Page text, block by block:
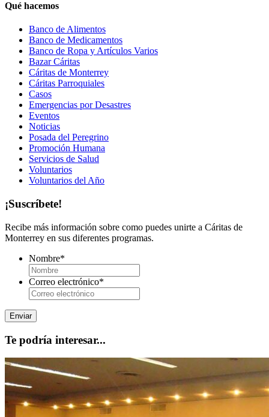
Qué hacemos
Banco de Alimentos
Banco de Medicamentos
Banco de Ropa y Artículos Varios
Bazar Cáritas
Cáritas de Monterrey
Cáritas Parroquiales
Casos
Emergencias por Desastres
Eventos
Noticias
Posada del Peregrino
Promoción Humana
Servicios de Salud
Voluntarios
Voluntarios del Año
¡Suscríbete!
Recibe más información sobre como puedes unirte a Cáritas de
Monterrey en sus diferentes programas.
Nombre*
Correo electrónico*
Te podría interesar...